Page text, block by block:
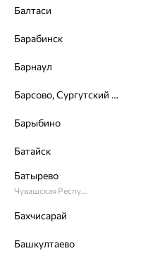
28 071
Кольцо, золото,
БРИЛЛИАНТЫ
494 051
1 372 365
Балтаси
Барабинск
Барнаул
Барсово, Сургутский район
Барыбино
Батайск
Батырево
Чувашская Республика - Чувашия
Бахчисарай
Башкултаево